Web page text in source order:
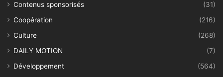
Contenus sponsorisés
(31)
Coopération
(216)
Culture
(268)
DAILY MOTION
(7)
Développement
(564)